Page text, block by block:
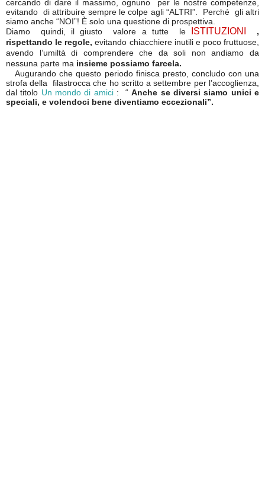
cercando di dare il massimo, ognuno per le nostre competenze,
evitando di attribuire sempre le colpe agli “ALTRI”. Perché gli altri
siamo anche “NOI”! È solo una questione di prospettiva.
Diamo quindi, il giusto valore a tutte le
ISTITUZIONI
,
rispettando le regole,evitando chiacchiere inutili e poco fruttuose,
avendo l’umiltà di comprendere che da soli non andiamo da
nessuna parte ma insieme possiamo farcela.
Augurando che questo periodo finisca presto, concludo con una
strofa della filastrocca che ho scritto a settembre per l’accoglienza,
dal titolo Un mondo di amici: “Anche se diversi siamo unici e
speciali, e volendoci bene diventiamo eccezionali”.